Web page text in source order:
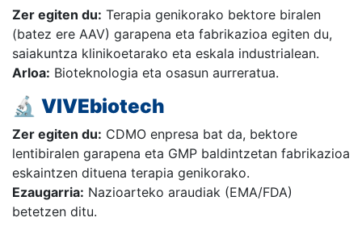
Zer egiten du: Terapia genikorako bektore biralen
(batez ere AAV) garapena eta fabrikazioa egiten du,
saiakuntza klinikoetarako eta eskala industrialean.
Arloa: Bioteknologia eta osasun aurreratua.
🔬 VIVEbiotech
Zer egiten du: CDMO enpresa bat da, bektore
lentibiralen garapena eta GMP baldintzetan fabrikazioa
eskaintzen dituena terapia genikorako.
Ezaugarria: Nazioarteko araudiak (EMA/FDA)
betetzen ditu.